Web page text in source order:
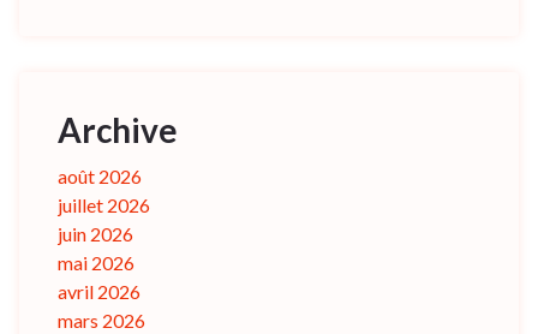
Archive
août 2026
juillet 2026
juin 2026
mai 2026
avril 2026
mars 2026